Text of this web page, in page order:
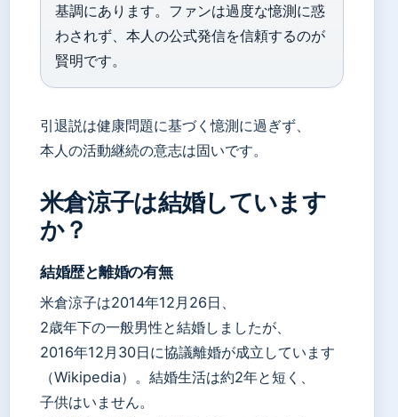
基調にあります。ファンは過度な憶測に惑
わされず、本人の公式発信を信頼するのが
賢明です。
引退説は健康問題に基づく憶測に過ぎず、
本人の活動継続の意志は固いです。
米倉涼子は結婚しています
か？
結婚歴と離婚の有無
米倉涼子は2014年12月26日、
2歳年下の一般男性と結婚しましたが、
2016年12月30日に協議離婚が成立しています
（Wikipedia）。結婚生活は約2年と短く、
子供はいません。